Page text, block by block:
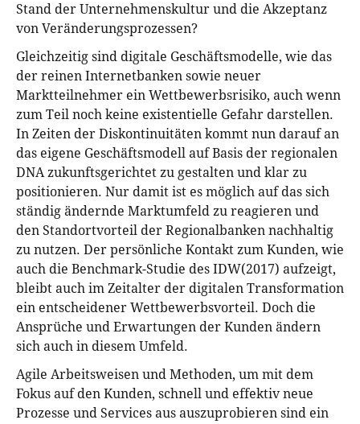
Stand der Unternehmenskultur und die Akzeptanz
von Veränderungsprozessen?
Gleichzeitig sind digitale Geschäftsmodelle, wie das
der reinen Internetbanken sowie neuer
Marktteilnehmer ein Wettbewerbsrisiko, auch wenn
zum Teil noch keine existentielle Gefahr darstellen.
In Zeiten der Diskontinuitäten kommt nun darauf an
das eigene Geschäftsmodell auf Basis der regionalen
DNA zukunftsgerichtet zu gestalten und klar zu
positionieren. Nur damit ist es möglich auf das sich
ständig ändernde Marktumfeld zu reagieren und
den Standortvorteil der Regionalbanken nachhaltig
zu nutzen. Der persönliche Kontakt zum Kunden, wie
auch die Benchmark-Studie des IDW(2017) aufzeigt,
bleibt auch im Zeitalter der digitalen Transformation
ein entscheidener Wettbewerbsvorteil. Doch die
Ansprüche und Erwartungen der Kunden ändern
sich auch in diesem Umfeld.
Agile Arbeitsweisen und Methoden, um mit dem
Fokus auf den Kunden, schnell und effektiv neue
Prozesse und Services aus auszuprobieren sind ein